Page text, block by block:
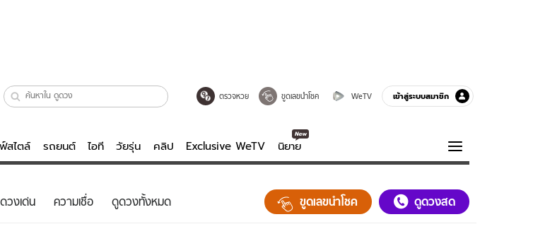
ตรวจหวย ขูดเลขนำโชค WeTV เข้าสู่ระบบสมาชิก
สไตล์ รถยนต์ ไอที วัยรุ่น คลิป Exclusive WeTV นิยาย
ไลฟ์สไตล์ ความรู้รอบตัว
ฮาวทู
วงเด่น ความเชื่อ ดูดวงทั้งหมด ขูดเลขนำโชค ดูดวงสด